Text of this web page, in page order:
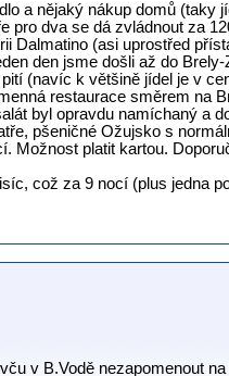
a nějaký nákup domů (taky
pro dva se dá zvládnout za
Dalmatino (asi uprostřed
den jsme došli až do
(navíc k většině jídel je v
restaurace směrem na
byl opravdu namíchaný a
pšeničné Ožujsko s
Možnost platit kartou.
což za 9 nocí (plus jedna
v B.Vodě nezapomenout